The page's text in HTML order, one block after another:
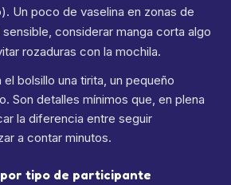
Un poco de vaselina en zonas de
considerar manga corta algo
rozaduras con la mochila.
el bolsillo una tirita, un pequeño
Son detalles mínimos que, en plena
la diferencia entre seguir
a contar minutos.
tipo de participante